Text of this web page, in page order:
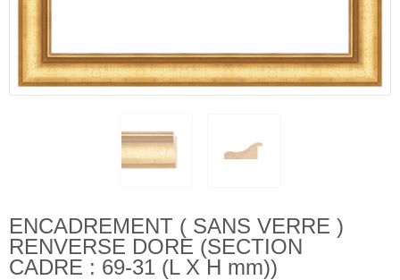
ENCADREMENT ( SANS VERRE )
RENVERSE DORE (SECTION
CADRE : 69-31 (L X H mm))